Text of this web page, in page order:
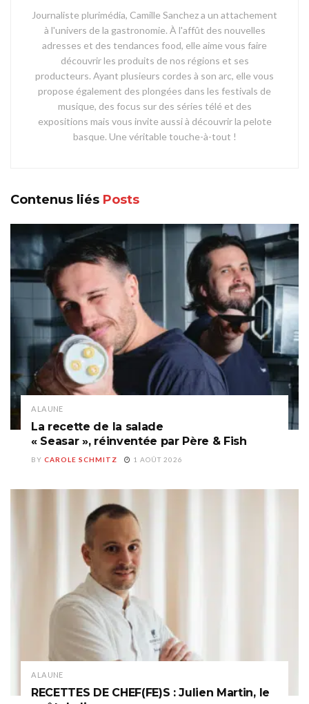
Journaliste plurimédia, Camille Sanchez a un attachement
à l'univers de la gastronomie. À l'affût des nouvelles
adresses et des tendances food, elle aime vous faire
découvrir les produits de nos régions et ses
producteurs. Ayant plusieurs cordes à son arc, elle vous
propose également des plongées dans les festivals de
musique, des focus sur des séries télé et des
expositions mais vous invite aussi à découvrir la pelote
basque. Une véritable touche-à-tout !
Contenus liés Posts
A LA UNE
La recette de la salade
« Seasar », réinventée par Père & Fish
BY CAROLE SCHMITZ 1 AOÛT 2026
A LA UNE
RECETTES DE CHEF(FE)S : Julien Martin, le